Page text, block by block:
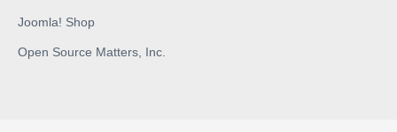
Joomla! Shop
Open Source Matters, Inc.